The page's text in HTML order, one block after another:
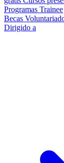
Programas Trainee
Becas
Dirigido a